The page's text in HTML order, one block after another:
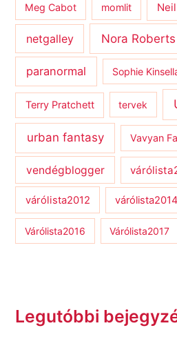
Meg Cabot momlit
netgalley Nora Roberts
paranormal Sophie
Terry Pratchett tervek
urban fantasy Vavyan
vendégblogger
várólista2012 várólista2014
Várólista2016 Várólista2017
Legutóbbi